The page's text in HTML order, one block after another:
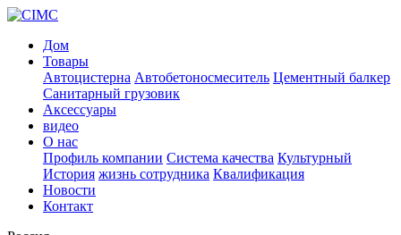
Дом
Товары
Автоцистерна Автобетоносмеситель Цементный балкер
Санитарный грузовик
Аксессуары
видео
О нас
Профиль компании Система качества Культурный
История жизнь сотрудника Квалификация
Новости
Контакт